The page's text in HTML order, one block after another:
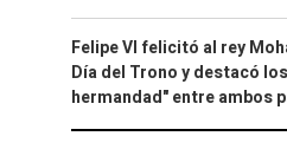
Felipe VI felicitó al rey
Día del Trono y destacó
hermandad" entre ambos